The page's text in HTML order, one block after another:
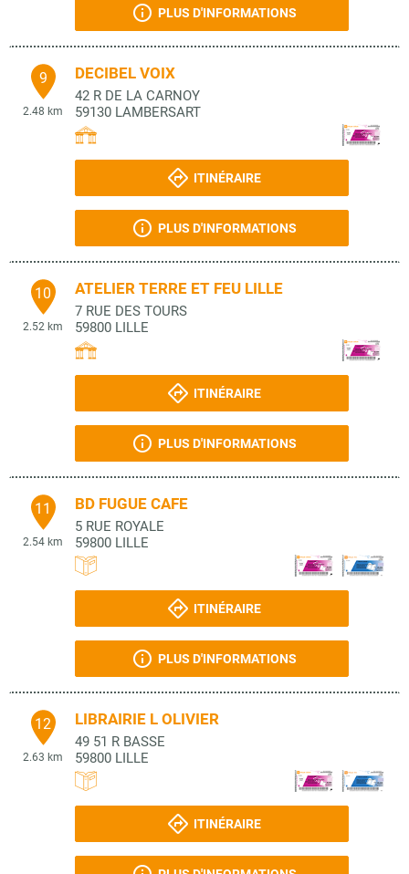
PLUS D'INFORMATIONS
9
2.48 km
DECIBEL VOIX
42 R DE LA CARNOY
59130 LAMBERSART
ITINÉRAIRE
PLUS D'INFORMATIONS
10
2.52 km
ATELIER TERRE ET FEU LILLE
7 RUE DES TOURS
59800 LILLE
ITINÉRAIRE
PLUS D'INFORMATIONS
11
2.54 km
BD FUGUE CAFE
5 RUE ROYALE
59800 LILLE
ITINÉRAIRE
PLUS D'INFORMATIONS
12
2.63 km
LIBRAIRIE L OLIVIER
49 51 R BASSE
59800 LILLE
ITINÉRAIRE